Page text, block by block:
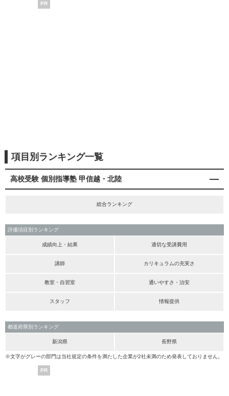
PR
項目別ランキング一覧
高校受験 個別指導塾 甲信越・北陸
総合ランキング
評価項目別ランキング
成績向上・結果 適切な受講費用
講師 カリキュラムの充実さ
教室・自習室 通いやすさ・治安
スタッフ 情報提供
都道府県別ランキング
新潟県 長野県
※文字がグレーの部門は当社規定の条件を満たした企業が2社未満のため発表しておりません。
PR